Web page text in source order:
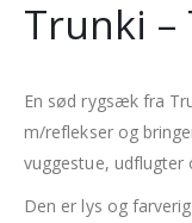
Trunki –
En sød rygsæk fra
m/reflekser og
vuggestue, udflugter
Den er lys og